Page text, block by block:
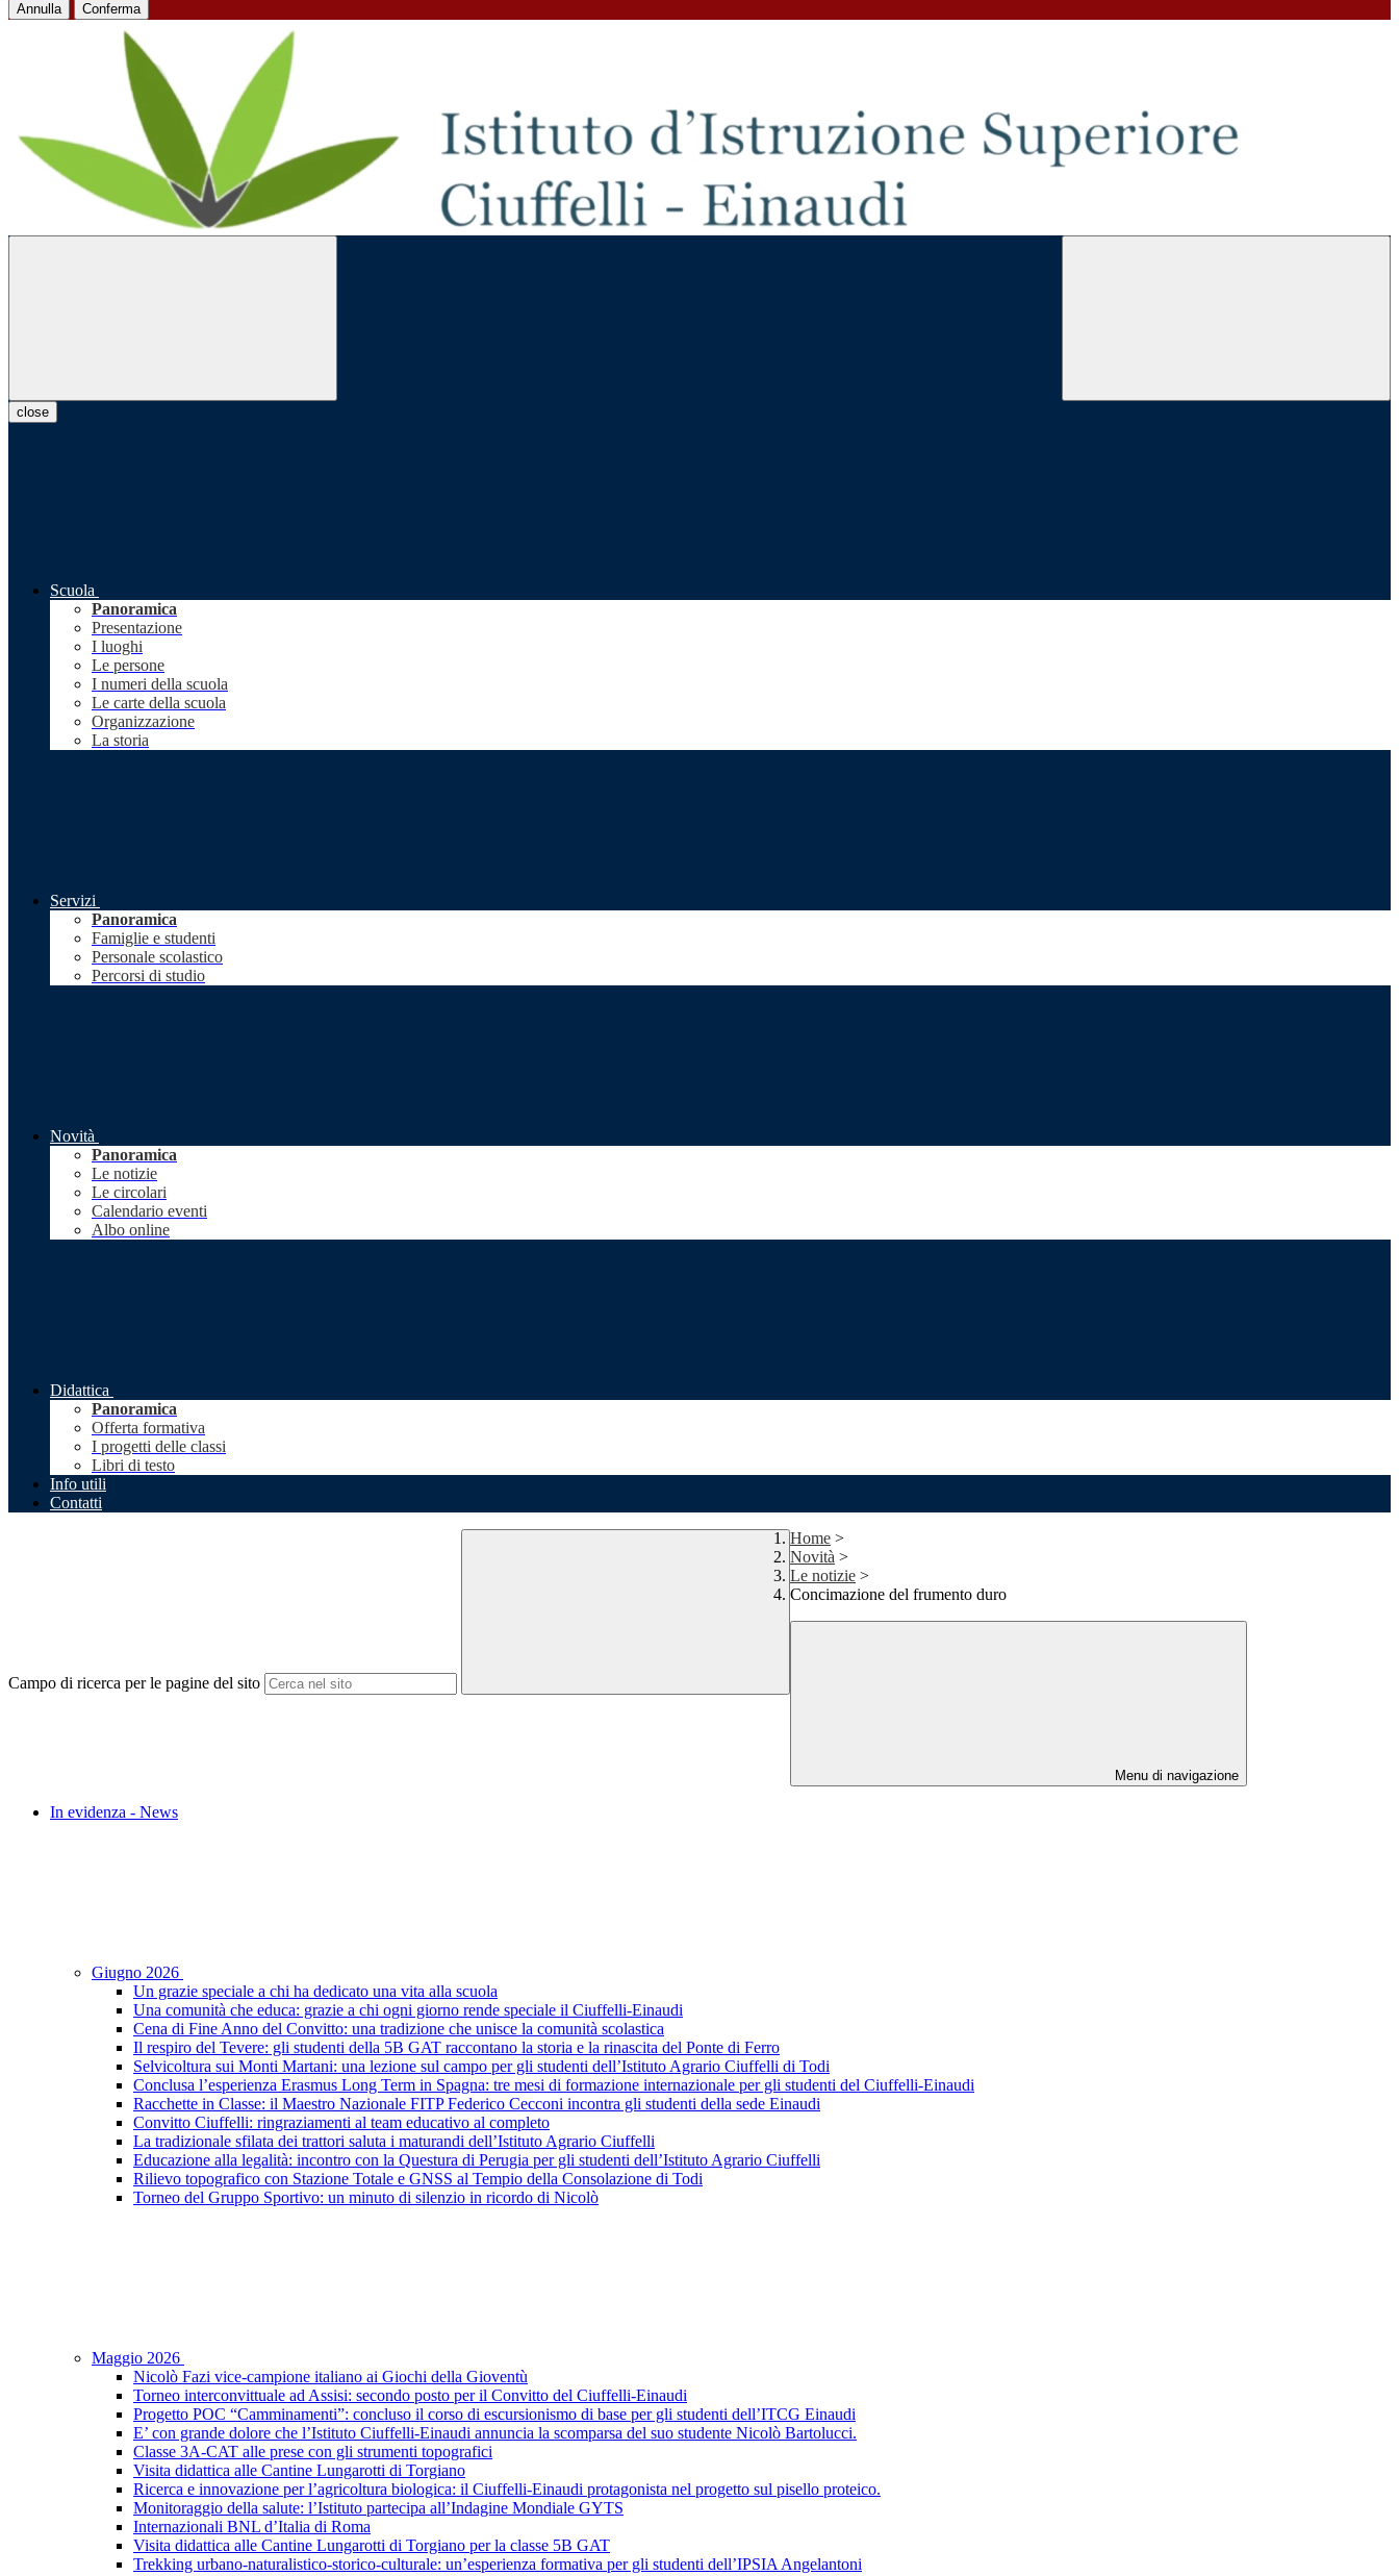
Annulla Conferma
close
Scuola
Panoramica
Presentazione
I luoghi
Le persone
I numeri della scuola
Le carte della scuola
Organizzazione
La storia
Servizi
Panoramica
Famiglie e studenti
Personale scolastico
Percorsi di studio
Novità
Panoramica
Le notizie
Le circolari
Calendario eventi
Albo online
Didattica
Panoramica
Offerta formativa
I progetti delle classi
Libri di testo
Info utili
Contatti
Campo di ricerca per le pagine del sito
Home >
Novità >
Le notizie >
Concimazione del frumento duro
Menu di navigazione
In evidenza - News
Giugno 2026
Un grazie speciale a chi ha dedicato una vita alla scuola
Una comunità che educa: grazie a chi ogni giorno rende speciale il Ciuffelli-Einaudi
Cena di Fine Anno del Convitto: una tradizione che unisce la comunità scolastica
Il respiro del Tevere: gli studenti della 5B GAT raccontano la storia e la rinascita del Ponte di Ferro
Selvicoltura sui Monti Martani: una lezione sul campo per gli studenti dell’Istituto Agrario Ciuffelli di Todi
Conclusa l’esperienza Erasmus Long Term in Spagna: tre mesi di formazione internazionale per gli studenti del Ciuffelli-Einaudi
Racchette in Classe: il Maestro Nazionale FITP Federico Cecconi incontra gli studenti della sede Einaudi
Convitto Ciuffelli: ringraziamenti al team educativo al completo
La tradizionale sfilata dei trattori saluta i maturandi dell’Istituto Agrario Ciuffelli
Educazione alla legalità: incontro con la Questura di Perugia per gli studenti dell’Istituto Agrario Ciuffelli
Rilievo topografico con Stazione Totale e GNSS al Tempio della Consolazione di Todi
Torneo del Gruppo Sportivo: un minuto di silenzio in ricordo di Nicolò
Maggio 2026
Nicolò Fazi vice-campione italiano ai Giochi della Gioventù
Torneo interconvittuale ad Assisi: secondo posto per il Convitto del Ciuffelli-Einaudi
Progetto POC “Camminamenti”: concluso il corso di escursionismo di base per gli studenti dell’ITCG Einaudi
E’ con grande dolore che l’Istituto Ciuffelli-Einaudi annuncia la scomparsa del suo studente Nicolò Bartolucci.
Classe 3A-CAT alle prese con gli strumenti topografici
Visita didattica alle Cantine Lungarotti di Torgiano
Ricerca e innovazione per l’agricoltura biologica: il Ciuffelli-Einaudi protagonista nel progetto sul pisello proteico.
Monitoraggio della salute: l’Istituto partecipa all’Indagine Mondiale GYTS
Internazionali BNL d’Italia di Roma
Visita didattica alle Cantine Lungarotti di Torgiano per la classe 5B GAT
Trekking urbano-naturalistico-storico-culturale: un’esperienza formativa per gli studenti dell’IPSIA Angelantoni